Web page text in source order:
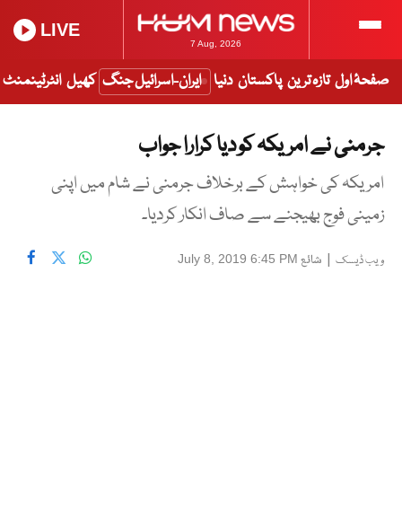
7 Aug, 2026
LIVE
صفحۂ اول تازہ ترین پاکستان دنیا ایران-اسرائیل جنگ کھیل انٹرٹینمنٹ
جرمنی نے امریکہ کو دیا کرارا جواب
امریکہ کی خواہش کے برخلاف جرمنی نے شام میں اپنی
زمینی فوج بھیجنے سے صاف انکار کردیا۔
ویب ڈیسک | شائع July 8, 2019 6:45 PM